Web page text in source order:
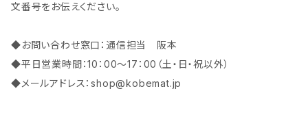
文番号をお伝えください。
◆お問い合わせ窓口：通信担当 阪本
◆平日営業時間：10：00～17：00（土・日・祝以外）
◆メールアドレス：shop@kobemat.jp